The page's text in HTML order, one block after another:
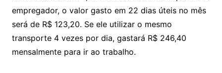
empregador, o valor gasto em 22 dias úteis no mês
será de R$ 123,20. Se ele utilizar o mesmo
transporte 4 vezes por dia, gastará R$ 246,40
mensalmente para ir ao trabalho.